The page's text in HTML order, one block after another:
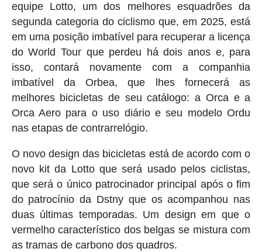
equipe Lotto, um dos melhores esquadrões da
segunda categoria do ciclismo que, em 2025, está
em uma posição imbatível para recuperar a licença
do World Tour que perdeu há dois anos e, para
isso, contará novamente com a companhia
imbatível da Orbea, que lhes fornecerá as
melhores bicicletas de seu catálogo: a Orca e a
Orca Aero para o uso diário e seu modelo Ordu
nas etapas de contrarrelógio.
O novo design das bicicletas está de acordo com o
novo kit da Lotto que será usado pelos ciclistas,
que será o único patrocinador principal após o fim
do patrocínio da Dstny que os acompanhou nas
duas últimas temporadas. Um design em que o
vermelho característico dos belgas se mistura com
as tramas de carbono dos quadros.